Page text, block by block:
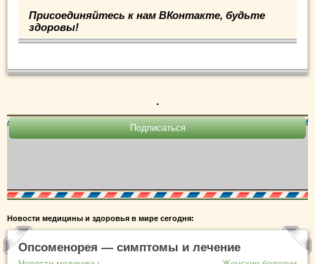
Присоединяйтесь к нам ВКонтакте, будьте
здоровы!
.
Новости медицины и здоровья в мире сегодня:
Опсоменорея — симптомы и лечение